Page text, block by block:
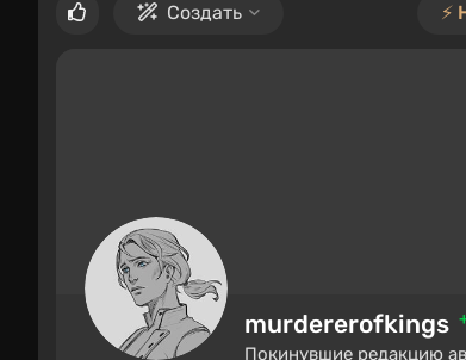
Создать ⚡️
murdererofkings
Покинувшие редакцию